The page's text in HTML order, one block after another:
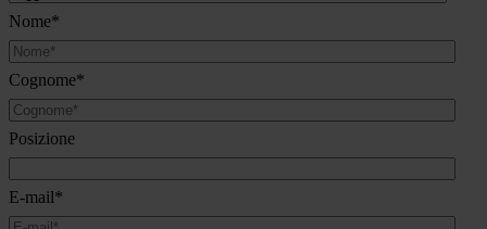
Nome*
Cognome*
Posizione
E-mail*